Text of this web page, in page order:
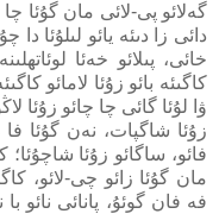
گەلائو پى-لائى مان گۇئا
دائى زا دىئە يائو لىلۇئا دا
خائى، پىلائو خەئا
كاگىئە بائو زۇئا لامائو
ۋا لۇئا گائى چا چائو زۇئا
زۇئا شاگپات، نەن گۇئا فا
فائو، ساگائو زۇئا شاچۇئا؛
مان گۇئا زائو چى-لائو،
فە فان گوئۇ، پانائى نائو با